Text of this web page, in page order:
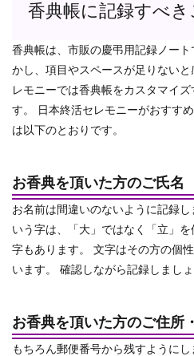
香典帳に記録すべき
香典帳は、市販の慶弔用記録ノー
かし、項目やスペースが足りない
レモニーでは香典帳をカスタマイ
す。
日本終活セレモニーがおすす
は以下のとおりです。
お香典を頂いた方のご氏名
お名前は間違いのないように記録
いう字は、「大」ではなく「立」
字もあります。 文字はその方の個
います。
確認しながら記録しましょ
お香典を頂いた方のご住所
もちろん郵便番号から残すようにし